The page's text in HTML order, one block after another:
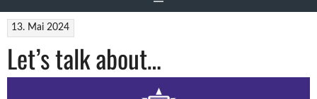
13. Mai 2024
Let’s talk about…